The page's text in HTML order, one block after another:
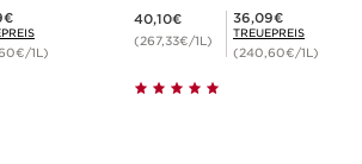
1L)
40,10€
(267,33€/1L)
Mitgliederpreis 36,09€
36,09€
TREUEPREIS
(240,60€/1L)